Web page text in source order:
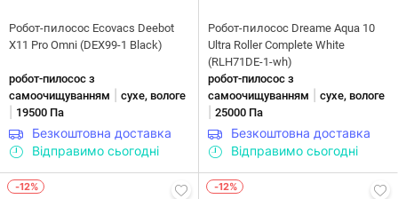
Робот-пилосос Ecovacs Deebot
X11 Pro Omni (DEX99-1 Black)
робот-пилосос з
самоочищуванням
сухе, вологе
19500 Па
Безкоштовна доставка
Відправимо сьогодні
Робот-пилосос Dreame Aqua 10
Ultra Roller Complete White
(RLH71DE-1-wh)
робот-пилосос з
самоочищуванням
сухе, вологе
25000 Па
Безкоштовна доставка
Відправимо сьогодні
-12% -12%